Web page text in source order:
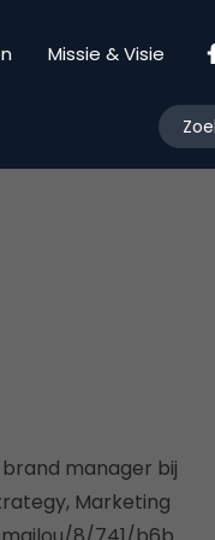
Missie & Visie
manager bij
Marketing